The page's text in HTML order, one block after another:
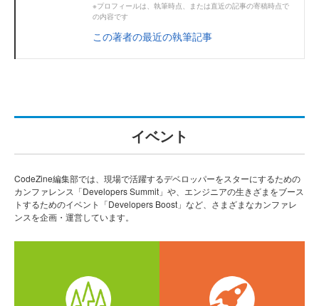
※プロフィールは、執筆時点、または直近の記事の寄稿時点で
の内容です
この著者の最近の執筆記事
イベント
CodeZine編集部では、現場で活躍するデベロッパーをスターにするための
カンファレンス「Developers Summit」や、エンジニアの生きざまをブース
トするためのイベント「Developers Boost」など、さまざまなカンファレ
ンスを企画・運営しています。